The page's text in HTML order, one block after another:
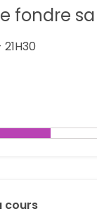
fondre
cours